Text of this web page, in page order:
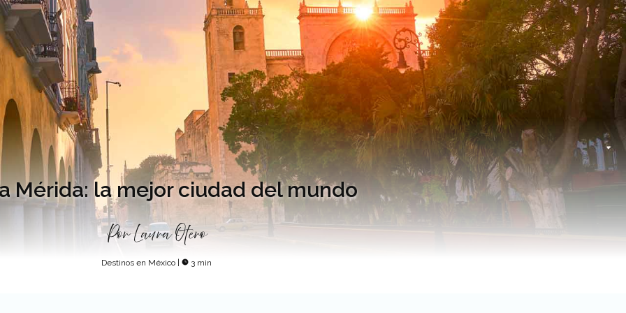
Mérida: la mejor ciudad del mundo
PorLaura Otero
Destinos en México 3 min